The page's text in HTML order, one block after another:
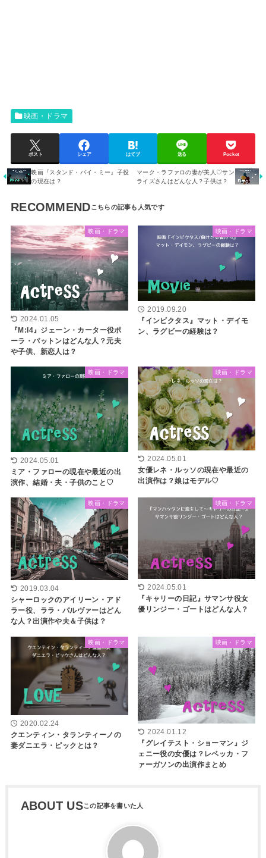
映画・ドラマ
ポスト シェア はてブ 送る Pocket
映画『スタンド・バイ・ミー』子役
の現在は？
マーク・ラファロの妻が美人♡サン
ライズさんはどんな人？子供は？
RECOMMEND
映画・ドラマ
2024.01.05
『M:I4』ジェーン・カーター役ポ
ーラ・パットンはどんな人？元夫
や子供、新恋人は？
映画・ドラマ
2019.09.20
『インビクタス』マット・デイモ
ン、ラグビーの経験は？
映画・ドラマ
2024.05.01
ミア・ファローの現在や最近の出
演作、結婚・夫・子供のこと♡
映画・ドラマ
2024.05.01
女優レネ・ルッソの現在や最近の
出演作は？娘はモデル♡
映画・ドラマ
2019.03.04
シャーロックのアイリーン・アド
ラー役、ララ・パルヴァーはどん
な人？出演作や夫＆子供は？
映画・ドラマ
2024.05.01
『キャリーの日記』サマンサ役女
優リンジー・ゴートはどんな人？
映画・ドラマ
2020.02.24
クエンティン・タランティーノの
妻ダニエラ・ピックとは？
映画・ドラマ
2024.01.12
『グレイテスト・ショーマン』ジ
ェニー役の女優は？レベッカ・フ
ァーガソンの出演作まとめ
ABOUT US